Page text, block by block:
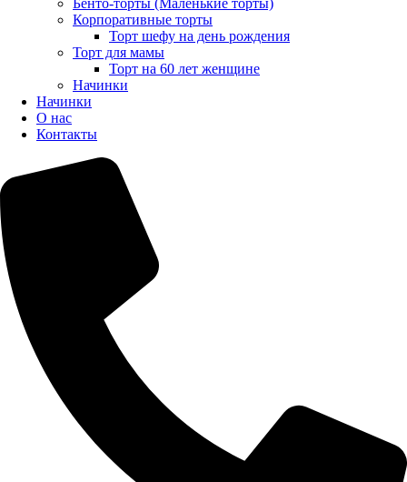
Бенто-торты (Маленькие торты)
Корпоративные торты
Торт шефу на день рождения
Торт для мамы
Торт на 60 лет женщине
Начинки
Начинки
О нас
Контакты